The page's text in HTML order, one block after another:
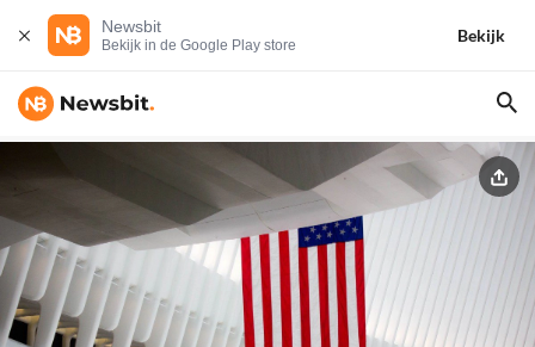
Newsbit
Bekijk in de Google Play store
Bekijk